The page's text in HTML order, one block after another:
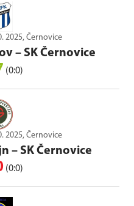
2025, Černovice
– SK Černovice
(0:0)
2025, Černovice
– SK Černovice
(0:0)